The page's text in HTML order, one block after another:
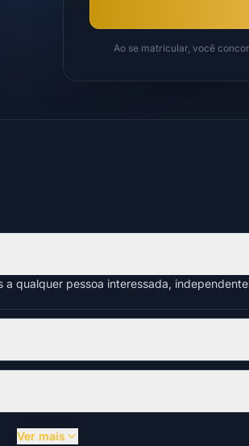
Ao se matricular, você
qualquer pessoa interessada,
Ver mais